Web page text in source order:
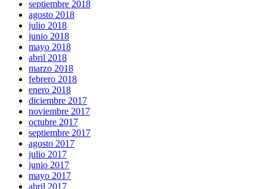
septiembre 2018
agosto 2018
julio 2018
junio 2018
mayo 2018
abril 2018
marzo 2018
febrero 2018
enero 2018
diciembre 2017
noviembre 2017
octubre 2017
septiembre 2017
agosto 2017
julio 2017
junio 2017
mayo 2017
abril 2017